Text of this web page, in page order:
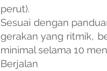
perut).
Sesuai dengan
gerakan yang ritmik,
minimal selama 10
Berjalan